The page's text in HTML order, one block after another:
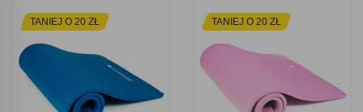
TANIEJ O 20 ZŁ TANIEJ O 20 ZŁ